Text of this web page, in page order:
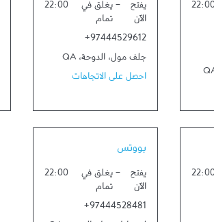
يفتح
الآن
- يغلق في
تمام
22:00
+97444529612
جلف مول، الدوحة، QA
احصل على الاتجاهات
بووتس
يفتح
الآن
- يغلق في
تمام
22:00
+97444528481